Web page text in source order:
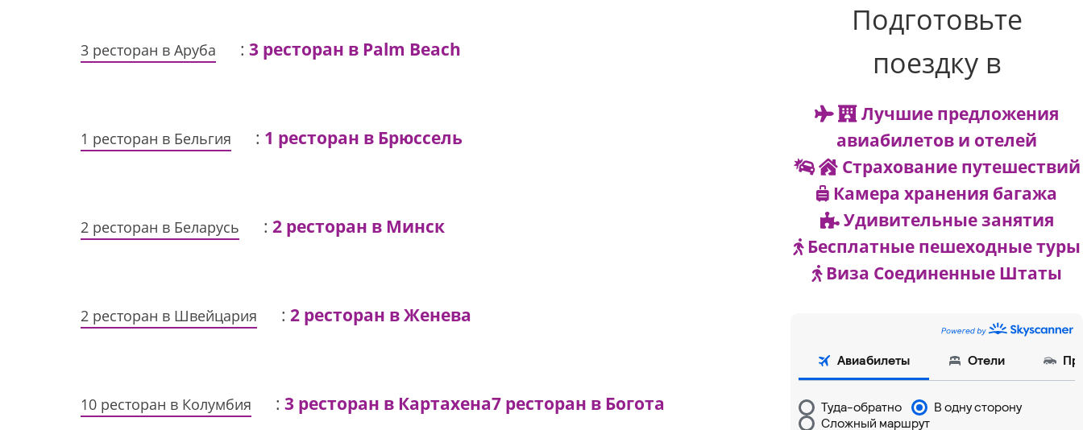
3 ресторан в Аруба :3 ресторан в Palm Beach
1 ресторан в Бельгия : 1 ресторан в Брюссель
2 ресторан в Беларусь :2 ресторан в Минск
2 ресторан в Швейцария :2 ресторан в Женева
10 ресторан в Колумбия :3 ресторан в Картахена7 ресторан в Богота
Подготовьте
поездку в
Лучшие предложения
авиабилетов и отелей
Страхование путешествий
Камера хранения багажа
Удивительные занятия
Бесплатные пешеходные туры
Виза Соединенные Штаты